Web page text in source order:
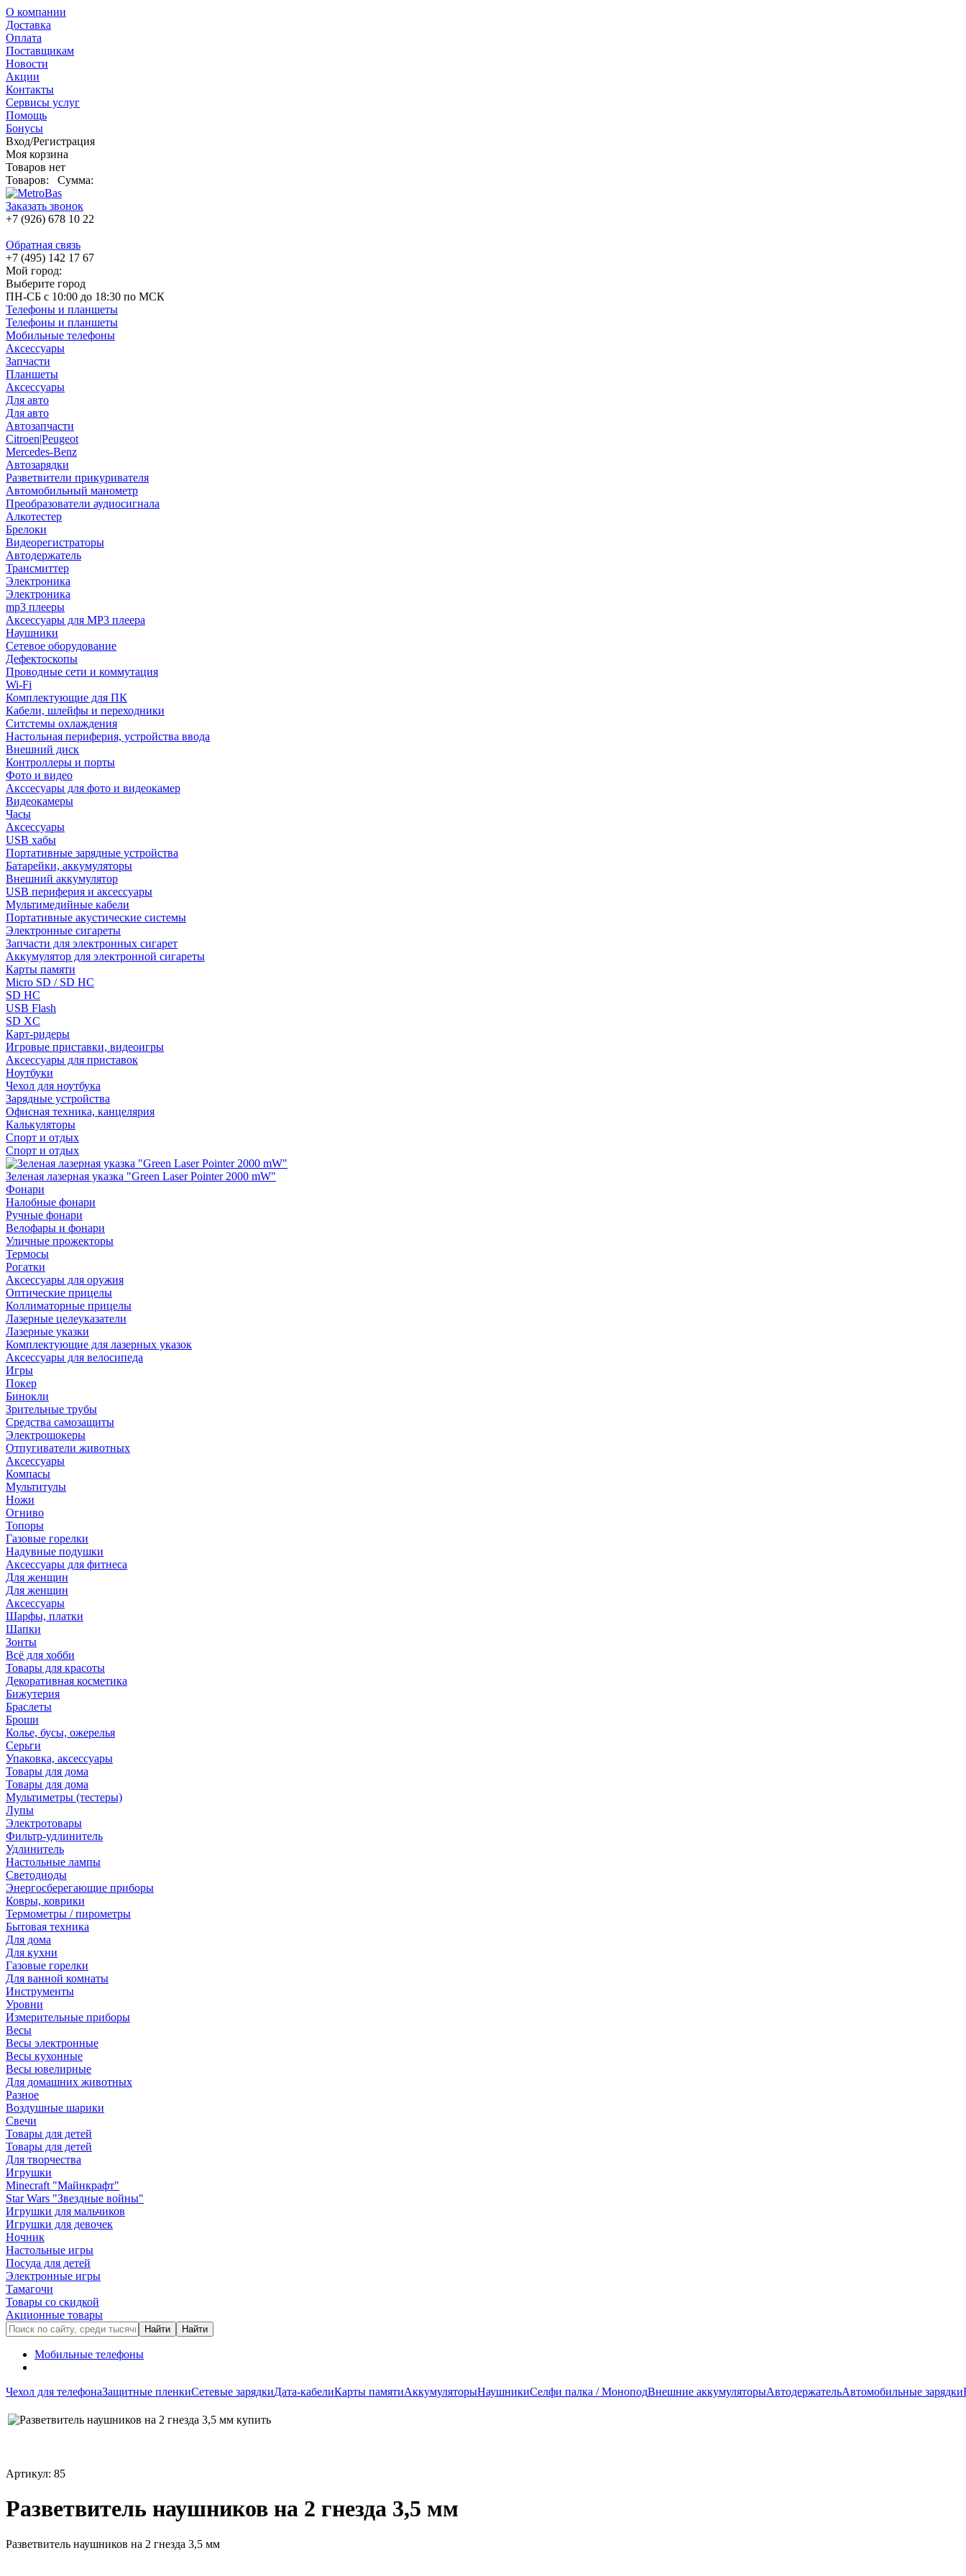
О компании
Доставка
Оплата
Поставщикам
Новости
Акции
Контакты
Сервисы услуг
Помощь
Бонусы
Вход/Регистрация
Моя корзина
Товаров нет
Товаров:
Сумма:
Заказать звонок
+7 (926) 678 10 22
Обратная связь
+7 (495) 142 17 67
Мой город:
Выберите город
ПН-СБ с 10:00 до 18:30 по МСК
Телефоны и планшеты
Телефоны и планшеты
Мобильные телефоны
Аксессуары
Запчасти
Планшеты
Аксессуары
Для авто
Для авто
Автозапчасти
Citroen|Peugeot
Mercedes-Benz
Автозарядки
Разветвители прикуривателя
Автомобильный манометр
Преобразователи аудиосигнала
Алкотестер
Брелоки
Видеорегистраторы
Автодержатель
Трансмиттер
Электроника
Электроника
mp3 плееры
Аксессуары для MP3 плеера
Наушники
Сетевое оборудование
Дефектоскопы
Проводные сети и коммутация
Wi-Fi
Комплектующие для ПК
Кабели, шлейфы и переходники
Ситстемы охлаждения
Настольная периферия, устройства ввода
Внешний диск
Контроллеры и порты
Фото и видео
Акссесуары для фото и видеокамер
Видеокамеры
Часы
Аксессуары
USB хабы
Портативные зарядные устройства
Батарейки, аккумуляторы
Внешний аккумулятор
USB периферия и аксессуары
Мультимедийные кабели
Портативные акустические системы
Электронные сигареты
Запчасти для электронных сигарет
Аккумулятор для электронной сигареты
Карты памяти
Micro SD / SD HC
SD HC
USB Flash
SD XC
Карт-ридеры
Игровые приставки, видеоигры
Аксессуары для приставок
Ноутбуки
Чехол для ноутбука
Зарядные устройства
Офисная техника, канцелярия
Калькуляторы
Спорт и отдых
Спорт и отдых
Зеленая лазерная указка "Green Laser Pointer 2000 mW"
Фонари
Налобные фонари
Ручные фонари
Велофары и фонари
Уличные прожекторы
Термосы
Рогатки
Аксессуары для оружия
Оптические прицелы
Коллиматорные прицелы
Лазерные целеуказатели
Лазерные указки
Комплектующие для лазерных указок
Аксессуары для велосипеда
Игры
Покер
Бинокли
Зрительные трубы
Средства самозащиты
Электрошокеры
Отпугиватели животных
Аксессуары
Компасы
Мультитулы
Ножи
Огниво
Топоры
Газовые горелки
Надувные подушки
Аксессуары для фитнеса
Для женщин
Для женщин
Аксессуары
Шарфы, платки
Шапки
Зонты
Всё для хобби
Товары для красоты
Декоративная косметика
Бижутерия
Браслеты
Броши
Колье, бусы, ожерелья
Серьги
Упаковка, аксессуары
Товары для дома
Товары для дома
Мультиметры (тестеры)
Лупы
Электротовары
Фильтр-удлинитель
Удлинитель
Настольные лампы
Светодиоды
Энергосберегающие приборы
Ковры, коврики
Термометры / пирометры
Бытовая техника
Для дома
Для кухни
Газовые горелки
Для ванной комнаты
Инструменты
Уровни
Измерительные приборы
Весы
Весы электронные
Весы кухонные
Весы ювелирные
Для домашних животных
Разное
Воздушные шарики
Свечи
Товары для детей
Товары для детей
Для творчества
Игрушки
Minecraft "Майнкрафт"
Star Wars "Звездные войны"
Игрушки для мальчиков
Игрушки для девочек
Ночник
Настольные игры
Посуда для детей
Электронные игры
Тамагочи
Товары со скидкой
Акционные товары
Мобильные телефоны
Чехол для телефонаЗащитные пленкиСетевые зарядкиДата-кабелиКарты памятиАккумуляторыНаушникиСелфи палка / МоноподВнешние аккумуляторыАвтодержательАвтомобильные зарядки
Артикул: 85
Разветвитель наушников на 2 гнезда 3,5 мм
Разветвитель наушников на 2 гнезда 3,5 мм